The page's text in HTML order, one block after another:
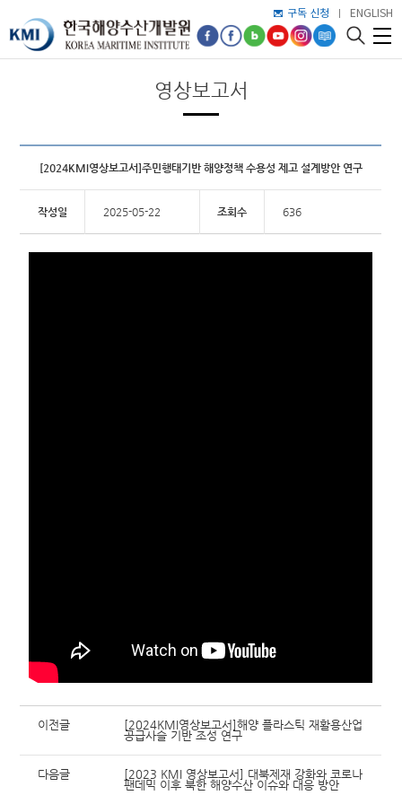
구독 신청 ENGLISH
영상보고서
[2024KMI영상보고서]주민행태기반 해양정책 수용성 제고 설계방안 연구
작성일 2025-05-22 조회수 636
이전글
[2024KMI영상보고서]해양 플라스틱 재활용산업
공급사슬 기반 조성 연구
다음글
[2023 KMI 영상보고서] 대북제재 강화와 코로나
팬데믹 이후 북한 해양수산 이슈와 대응 방안